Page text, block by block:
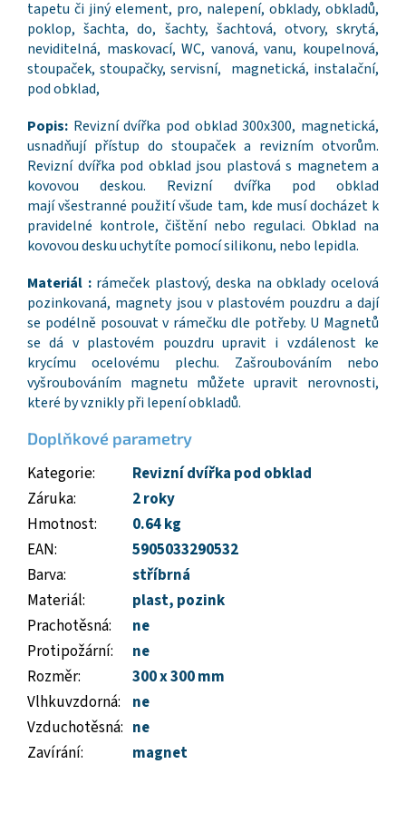
tapetu či jiný element, pro, nalepení, obklady, obkladů,
poklop, šachta, do, šachty, šachtová, otvory, skrytá,
neviditelná, maskovací, WC, vanová, vanu, koupelnová,
stoupaček, stoupačky, servisní, magnetická, instalační,
pod obklad,
Popis: Revizní dvířka pod obklad 300x300, magnetická,
usnadňují přístup do stoupaček a revizním otvorům.
Revizní dvířka pod obklad jsou plastová s magnetem a
kovovou deskou. Revizní dvířka pod obklad
mají všestranné použití všude tam, kde musí docházet k
pravidelné kontrole, čištění nebo regulaci. Obklad na
kovovou desku uchytíte pomocí silikonu, nebo lepidla.
Materiál :rámeček plastový, deska na obklady ocelová
pozinkovaná, magnety jsou v plastovém pouzdru a dají
se podélně posouvat v rámečku dle potřeby. U Magnetů
se dá v plastovém pouzdru upravit i vzdálenost ke
krycímu ocelovému plechu. Zašroubováním nebo
vyšroubováním magnetu můžete upravit nerovnosti,
které by vznikly při lepení obkladů.
Doplňkové parametry
Kategorie:
Revizní dvířka pod obklad
Záruka:
2 roky
Hmotnost:
0.64 kg
EAN:
5905033290532
Barva:
stříbrná
Materiál: plast, pozink
Prachotěsná:
ne
Protipožární:
ne
Rozměr:
300 x 300 mm
Vlhkuvzdorná:
ne
Vzduchotěsná: ne
Zavírání: magnet